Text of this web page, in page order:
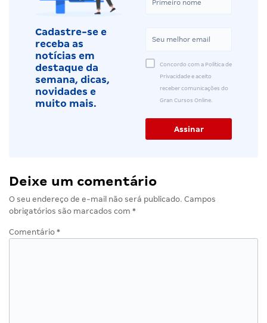
Cadastre-se e
receba as
notícias em
destaque da
semana, dicas,
novidades e
muito mais.
Concordo com a Política de
Privacidade e aceito
receber comunicações do
Gran Cursos Online.
Deixe um comentário
O seu endereço de e-mail não será publicado. Campos
obrigatórios são marcados com *
Comentário *